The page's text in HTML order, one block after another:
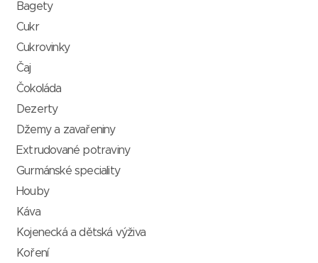
Bagety
Cukr
Cukrovinky
Čaj
Čokoláda
Dezerty
Džemy a zavařeniny
Extrudované potraviny
Gurmánské speciality
Houby
Káva
Kojenecká a dětská výživa
Koření